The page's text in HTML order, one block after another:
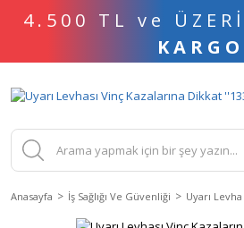
4.500 TL ve ÜZERİ
KARGO
Anasayfa İş Sağlığı Ve Güvenliği Uyarı Levha